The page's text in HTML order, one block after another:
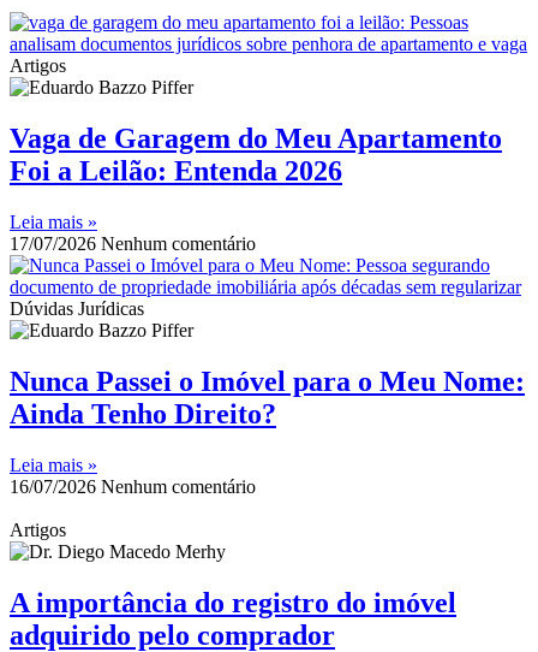
Artigos
Vaga de Garagem do Meu Apartamento
Foi a Leilão: Entenda 2026
Leia mais »
17/07/2026 Nenhum comentário
Dúvidas Jurídicas
Nunca Passei o Imóvel para o Meu Nome:
Ainda Tenho Direito?
Leia mais »
16/07/2026 Nenhum comentário
Artigos
A importância do registro do imóvel
adquirido pelo comprador